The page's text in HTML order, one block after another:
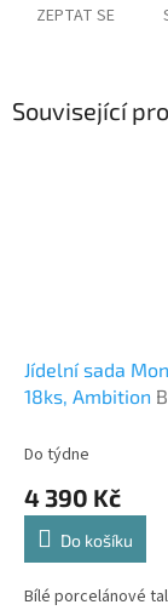
ZEPTAT SE
Související
Jídelní sada
18ks, Ambition
Do týdne
4 390 Kč
Do košíku
Bílé porcelánové